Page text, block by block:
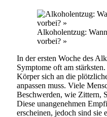
Alkoholentzug:
vorbei? »
In der ersten Woche des
Symptome oft am
Körper sich an die
anpassen muss. Viele
Beschwerden, wie Zittern,
Diese unangenehmen
erscheinen, jedoch sind sie